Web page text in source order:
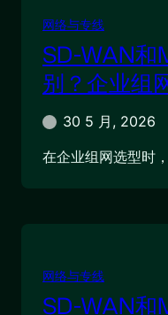
网络与专线
SD-WAN和
别？企业组
30 5 月, 2026
在企业组网选型时
网络与专线
SD-WAN和